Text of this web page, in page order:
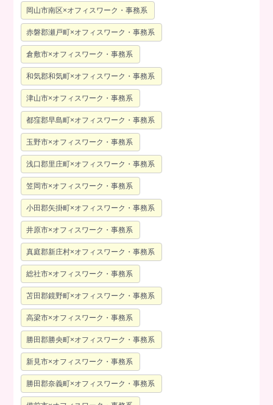
岡山市南区×オフィスワーク・事務系
赤磐郡瀬戸町×オフィスワーク・事務系
倉敷市×オフィスワーク・事務系
和気郡和気町×オフィスワーク・事務系
津山市×オフィスワーク・事務系
都窪郡早島町×オフィスワーク・事務系
玉野市×オフィスワーク・事務系
浅口郡里庄町×オフィスワーク・事務系
笠岡市×オフィスワーク・事務系
小田郡矢掛町×オフィスワーク・事務系
井原市×オフィスワーク・事務系
真庭郡新庄村×オフィスワーク・事務系
総社市×オフィスワーク・事務系
苫田郡鏡野町×オフィスワーク・事務系
高梁市×オフィスワーク・事務系
勝田郡勝央町×オフィスワーク・事務系
新見市×オフィスワーク・事務系
勝田郡奈義町×オフィスワーク・事務系